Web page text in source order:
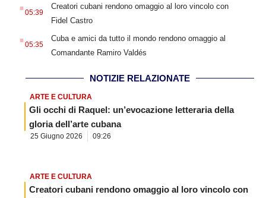
05:39
Creatori cubani rendono omaggio al loro vincolo con
Fidel Castro
.05:35
Cuba e amici da tutto il mondo rendono omaggio al
Comandante Ramiro Valdés
NOTIZIE RELAZIONATE
ARTE E CULTURA
Gli occhi di Raquel: un’evocazione letteraria della
gloria dell’arte cubana
25 Giugno 2026 09:26
ARTE E CULTURA
Creatori cubani rendono omaggio al loro vincolo con